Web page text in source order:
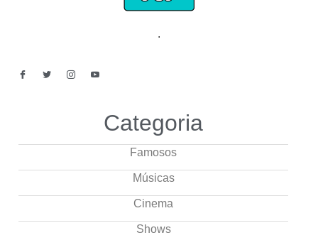
.
Categoria
Famosos
Músicas
Cinema
Shows